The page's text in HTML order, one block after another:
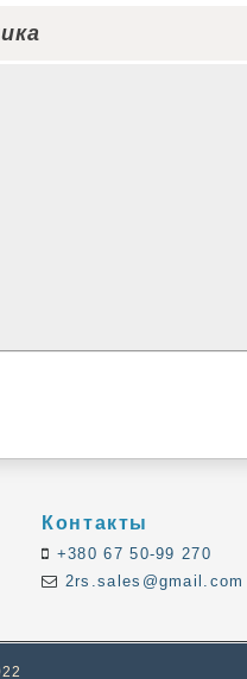
Контакты
+380 67 50-99 270
2rs.sales@gmail.com